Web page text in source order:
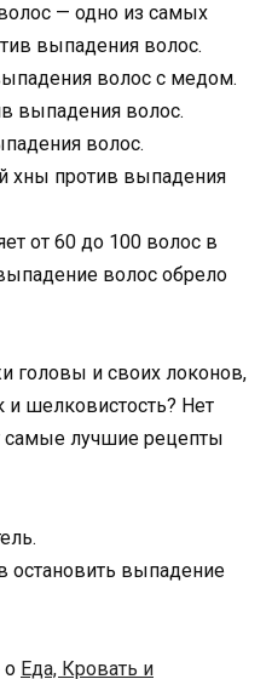
— одно из самых
выпадения волос.
волос с медом.
выпадения волос.
волос.
хны против выпадения
от 60 до 100 волос в
волос обрело
головы и своих локонов,
и шелковистость? Нет
самые лучшие рецепты
о Еда, Кровать и